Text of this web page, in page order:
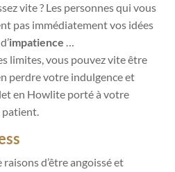
vite ? Les personnes qui vous
pas immédiatement vos idées
impatience …
limites, vous pouvez vite être
perdre votre indulgence et
en Howlite porté à votre
patient.
d’être angoissé et